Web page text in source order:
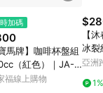
加碼
寶馬牌】咖啡杯盤組
（紅色）｜JA-C
SET-R
福線上購物
【
冰裂
葉敏
亞洲
1%